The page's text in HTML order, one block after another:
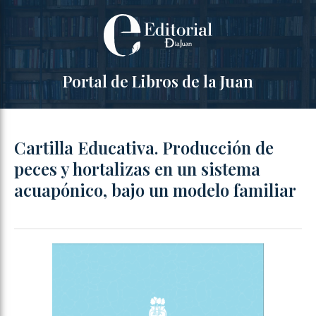
Portal de Libros de la Juan
Cartilla Educativa. Producción de
peces y hortalizas en un sistema
acuapónico, bajo un modelo familiar